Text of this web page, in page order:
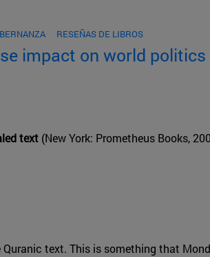
RESEÑAS DE LIBROS
impact on world politics
text (New York: Prometheus Books,
text. This is something that